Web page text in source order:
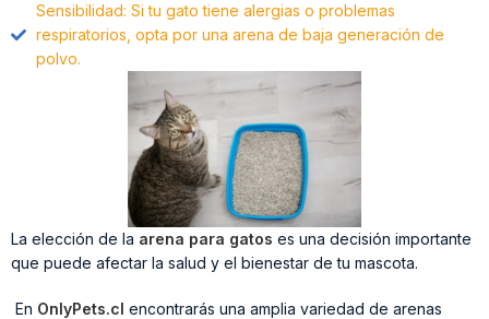
Sensibilidad: Si tu gato tiene alergias o problemas
respiratorios, opta por una arena de baja generación de
polvo.
La elección de la arena para gatos es una decisión importante
que puede afectar la salud y el bienestar de tu mascota.
En OnlyPets.cl encontrarás una amplia variedad de arenas